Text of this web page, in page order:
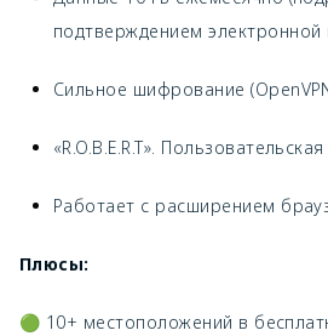
подтверждением электронной
Сильное шифрование
«R.O.B.E.R.T».
Работает с расширением
Плюсы:
🟢 10+ местоположений в